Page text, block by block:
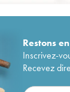
Restons en
Inscrivez-
Recevez